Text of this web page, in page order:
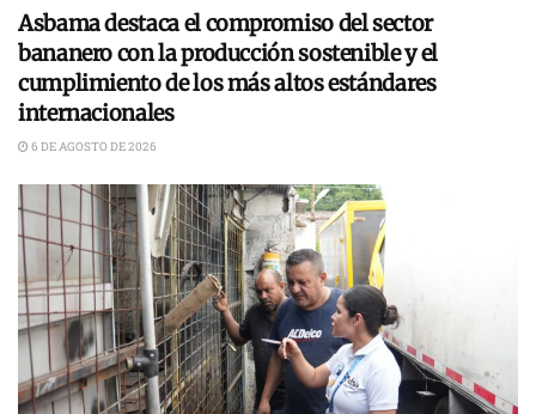
Asbama destaca el compromiso del sector
bananero con la producción sostenible y el
cumplimiento de los más altos estándares
internacionales
6 DE AGOSTO DE 2026